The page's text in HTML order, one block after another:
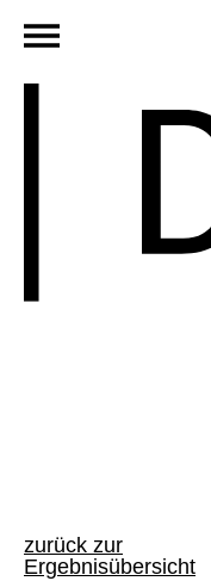
zurück zur
Ergebnisübersicht